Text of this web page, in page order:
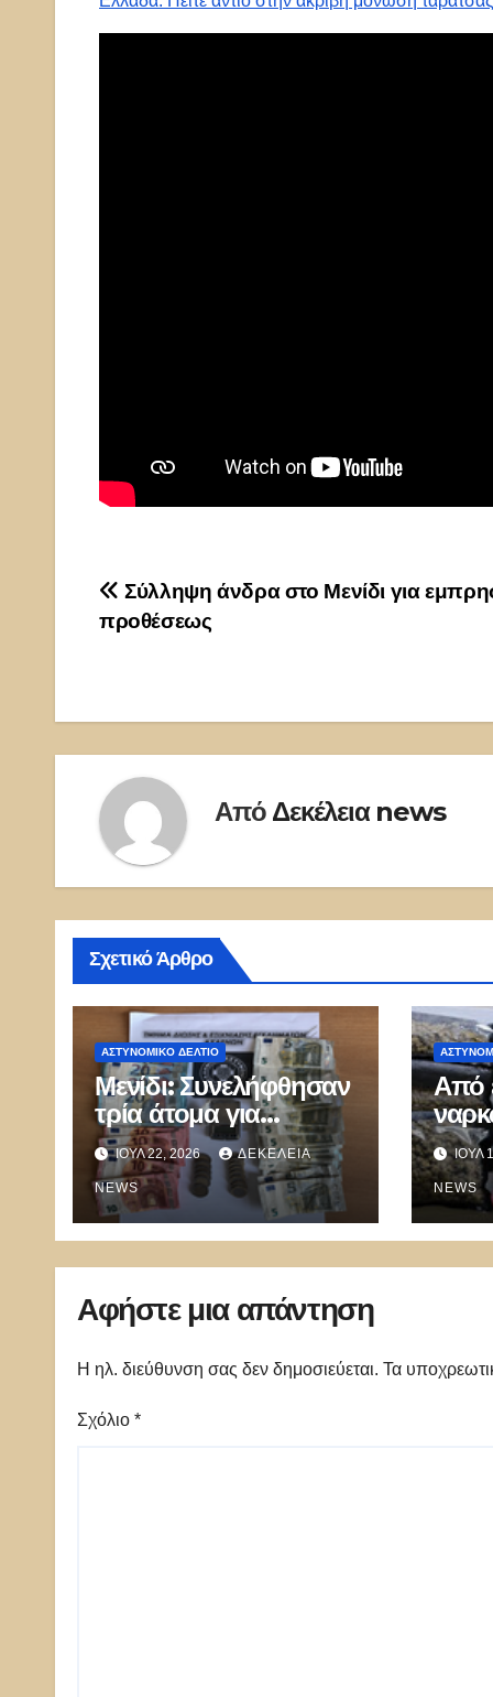
Πλοήγηση
άρθρων
Σύλληψη άνδρα στο Μενίδι για
προθέσεως
Από Δεκέλεια news
Σχετικό Άρθρο
ΑΣΤΥΝΟΜΙΚΌ ΔΕΛΤΊΟ
Μενίδι: Συνελήφθησαν
τρία άτομα για
διακίνηση ναρκωτικών
ΙΟΎΛ 22, 2026 ΔΕΚΈΛΕΙΑ
NEWS
Από
η
και
ΙΟΎΛ
NEWS
Αφήστε μια απάντηση
Η ηλ. διεύθυνση σας δεν δημοσιεύεται. Τα
Σχόλιο *